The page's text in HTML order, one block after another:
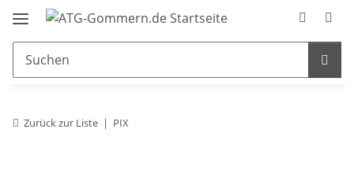
Zurück zur Liste PIX